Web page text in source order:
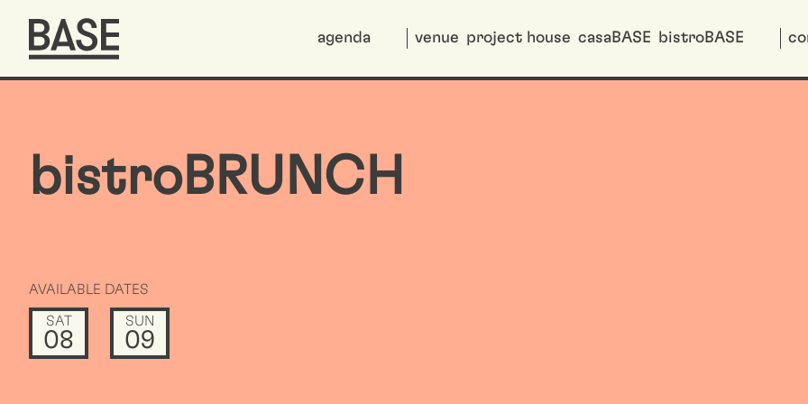
agenda venue project house casaBASE bistroBASE
bistroBRUNCH
AVAILABLE DATES
SAT
08
SUN
09